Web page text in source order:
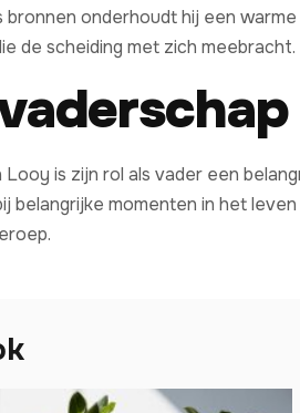
bronnen onderhoudt hij een
de scheiding met zich meebracht.
Looy is zijn rol als vader een
belangrijke momenten in het